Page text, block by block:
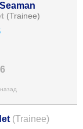
(Trainee)
(Trainee)